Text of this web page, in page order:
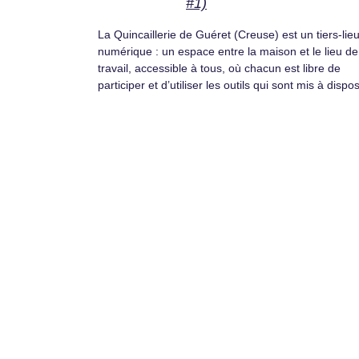
#1)
La Quincaillerie de Guéret (Creuse) est un tiers-lieu
numérique : un espace entre la maison et le lieu de
travail, accessible à tous, où chacun est libre de
participer et d’utiliser les outils qui sont mis à